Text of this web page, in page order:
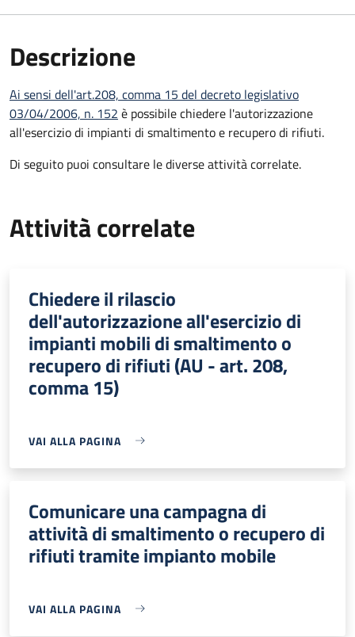
Descrizione
Ai sensi dell'art.208, comma 15 del decreto legislativo
03/04/2006, n. 152 è possibile chiedere l'autorizzazione
all'esercizio di impianti di smaltimento e recupero di rifiuti.
Di seguito puoi consultare le diverse attività correlate.
Attività correlate
Chiedere il rilascio
dell'autorizzazione all'esercizio di
impianti mobili di smaltimento o
recupero di rifiuti (AU - art. 208,
comma 15)
VAI ALLA PAGINA
Comunicare una campagna di
attività di smaltimento o recupero di
rifiuti tramite impianto mobile
VAI ALLA PAGINA